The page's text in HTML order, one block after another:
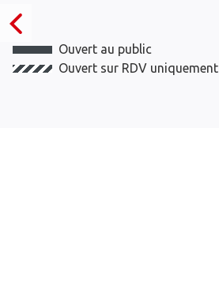
Ouvert au public
Ouvert sur RDV uniquement